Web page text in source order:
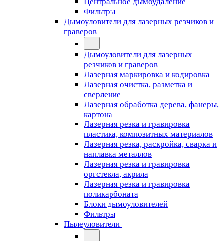
Фильтры
Дымоуловители для лазерных резчиков и
граверов
Дымоуловители для лазерных
резчиков и граверов
Лазерная маркировка и кодировка
Лазерная очистка, разметка и
сверление
Лазерная обработка дерева, фанеры,
картона
Лазерная резка и гравировка
пластика, композитных материалов
Лазерная резка, раскройка, сварка и
наплавка металлов
Лазерная резка и гравировка
оргстекла, акрила
Лазерная резка и гравировка
поликарбоната
Блоки дымоуловителей
Фильтры
Пылеуловители